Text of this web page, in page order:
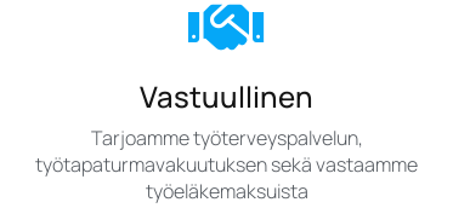
Vastuullinen
Tarjoamme työterveyspalvelun,
työtapaturmavakuutuksen sekä vastaamme
työeläkemaksuista